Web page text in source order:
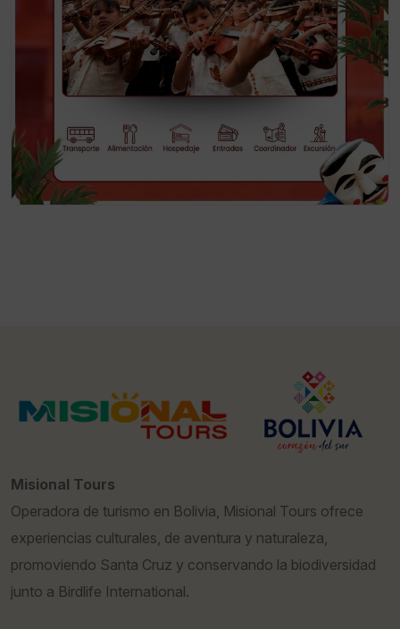
Misional Tours
Operadora de turismo en Bolivia, Misional Tours ofrece
experiencias culturales, de aventura y naturaleza,
promoviendo Santa Cruz y conservando la biodiversidad
junto a Birdlife International.